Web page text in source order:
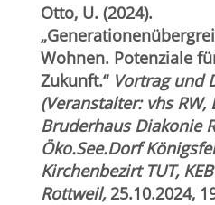
Otto, U. (2024).
Wohnen. Potenziale
Zukunft.“ Vortrag und
(Veranstalter: vhs RW,
Bruderhaus Diakonie
Öko.See.Dorf
Kirchenbezirt TUT,
Rottweil, 25.10.2024,